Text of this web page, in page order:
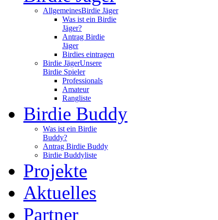
AllgemeinesBirdie Jäger
Was ist ein Birdie
Jäger?
Antrag Birdie
Jäger
Birdies eintragen
Birdie JägerUnsere
Birdie Spieler
Professionals
Amateur
Rangliste
Birdie Buddy
Was ist ein Birdie
Buddy?
Antrag Birdie Buddy
Birdie Buddyliste
Projekte
Aktuelles
Partner